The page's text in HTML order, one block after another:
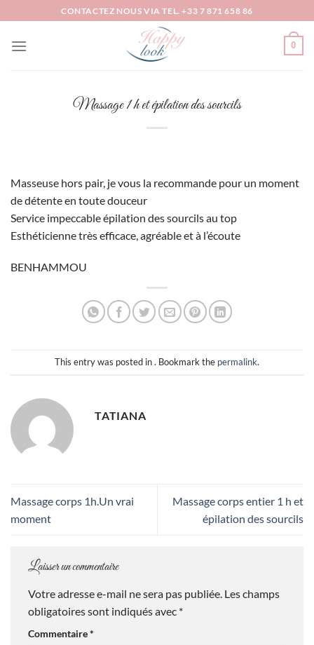
au
contenu
CONTACTEZ NOUS VIA TEL. +33 7 871 658 86
0
Massage 1 h et épilation des sourcils
Masseuse hors pair, je vous la recommande pour un moment
de détente en toute douceur
Service impeccable épilation des sourcils au top
Esthéticienne très efficace, agréable et à l’écoute
BENHAMMOU
This entry was posted in . Bookmark the permalink.
TATIANA
Massage corps 1h.Un vrai
moment
Massage corps entier 1 h et
épilation des sourcils
Laisser un commentaire
Votre adresse e-mail ne sera pas publiée. Les champs
obligatoires sont indiqués avec *
Commentaire*